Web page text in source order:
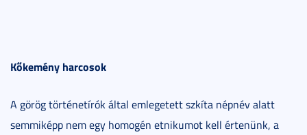
Kőkemény harcosok
A görög történetírók által emlegetett szkíta népnév alatt
semmiképp nem egy homogén etnikumot kell értenünk, a